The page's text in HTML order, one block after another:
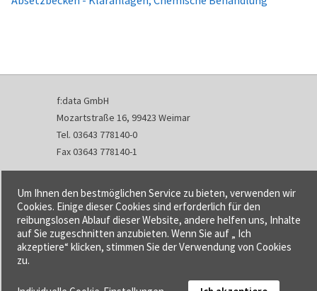
f:data GmbH
Mozartstraße 16, 99423 Weimar
Tel. 03643 778140-0
Fax 03643 778140-1
info@fdata.de
Kontakt
Impressum
Datenschutzerklärung
Urheberrecht und Haftung
Um Ihnen den bestmöglichen Service zu bieten, verwenden wir
Cookies. Einige dieser Cookies sind erforderlich für den
reibungslosen Ablauf dieser Website, andere helfen uns, Inhalte
auf Sie zugeschnitten anzubieten. Wenn Sie auf „ Ich
akzeptiere“ klicken, stimmen Sie der Verwendung von Cookies
zu.